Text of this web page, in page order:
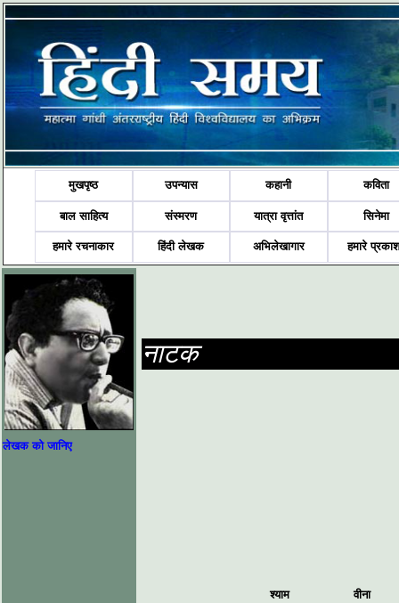
मुखपृष्ठ उपन्यास कहानी कविता
बाल साहित्य संस्मरण यात्रा वृत्तांत सिनेमा
हमारे रचनाकार हिंदी लेखक अभिलेखागार हमारे
लेखक को जानिए
नाटक
श्याम वीना